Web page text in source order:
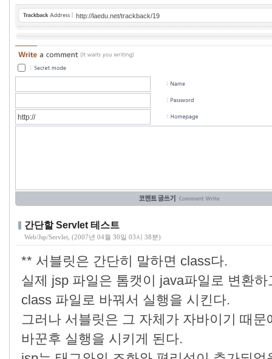
http://laedu.net/trackback/19
간단할 Servlet 테스트
Web/Jsp/Servlet , (2007년 04월 30일 03시 38분)
** 서블릿은 간단히 말하면 class다.
실제 jsp 파일은 톰캣이 java파일로 변환
class 파일로 바꿔서 실행을 시킨다.
그러나 서블릿은 그 자체가 자바이기 때
바꾼후 실행을 시키게 된다.